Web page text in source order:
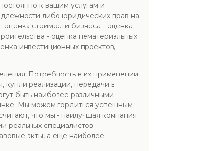
к вашим услугам и
либо юридических прав на
стоимости бизнеса - оценка
- оценка нематериальных
инвестиционных проектов,
Потребность в их применении
купли реализации, передачи в
быть наиболее различными.
Мы можем гордиться успешным
что мы - наилучшая компания
реальных специалистов
акты, а еще наиболее